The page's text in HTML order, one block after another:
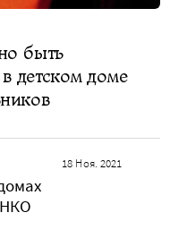
быть
детском доме
НКО
18 Ноя. 2021